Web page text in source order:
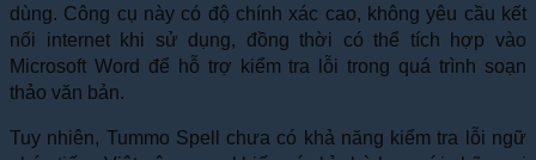
dùng. Công cụ này có độ chính xác cao, không yêu cầu kết
nối internet khi sử dụng, đồng thời có thể tích hợp vào
Microsoft Word để hỗ trợ kiểm tra lỗi trong quá trình soạn
thảo văn bản.
Tuy nhiên, Tummo Spell chưa có khả năng kiểm tra lỗi ngữ